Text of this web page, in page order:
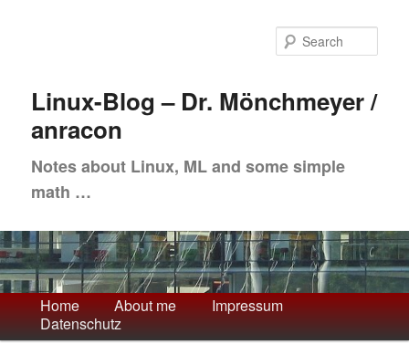
content
contentLinux-Blog – Dr. Mönchmeyer /
anracon
Notes about Linux, ML and some simple
math …
Main
menu
Home About me
Impressum
Datenschutz